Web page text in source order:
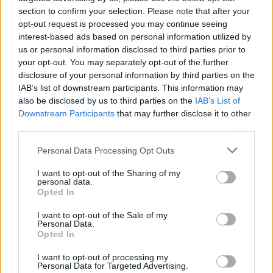
section to confirm your selection. Please note that after your
opt-out request is processed you may continue seeing
interest-based ads based on personal information utilized by
us or personal information disclosed to third parties prior to
your opt-out. You may separately opt-out of the further
disclosure of your personal information by third parties on the
IAB’s list of downstream participants. This information may
also be disclosed by us to third parties on the IAB’s List of
Downstream Participants that may further disclose it to other
Personal Data Processing Opt Outs
I want to opt-out of the Sharing of my
personal data.
Opted In
I want to opt-out of the Sale of my
Personal Data.
Opted In
I want to opt-out of processing my
Personal Data for Targeted Advertising.
sequía es una decisión práctica y económica. El
sempervivum no solo sobrevive: se ve bien todo
el año sin abonados complicados ni trasplantes
constantes.
Frente a otras opciones como geranios o
petunias, que requieren riego constante, esta
suculenta te olvidas de ella y sigue verde.
Además, su capacidad de multiplicarse por
hijuelos la convierte en unainversión
que crece
decoración de exteriores, un pack de seis
plantas por 5,99 euros es una de las mejores
formas de dar vida a la terraza sin que tiemble
el bolsillo.
🏠 Las llaves de la noticia